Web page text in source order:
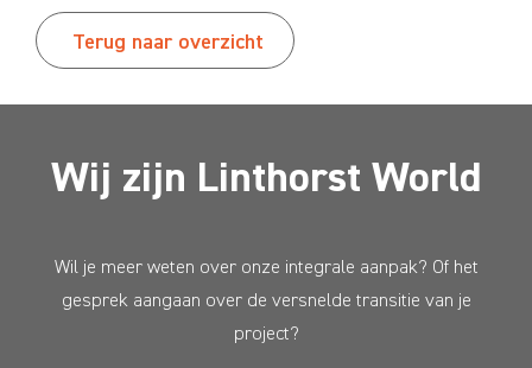
Terug naar overzicht
Wij zijn Linthorst World
Wil je meer weten over onze integrale aanpak? Of het
gesprek aangaan over de versnelde transitie van je
project?